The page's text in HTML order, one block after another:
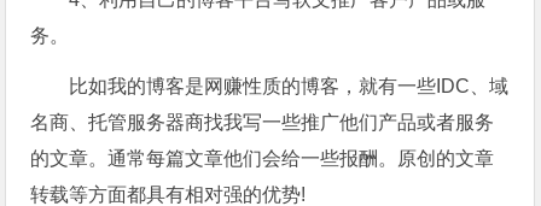
务。
比如我的博客是网赚性质的博客，就有一些IDC、域
名商、托管服务器商找我写一些推广他们产品或者服务
的文章。通常每篇文章他们会给一些报酬。原创的文章
转载等方面都具有相对强的优势!